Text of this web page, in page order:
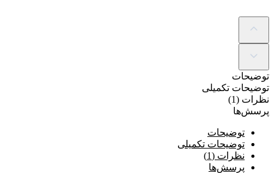
توضیحات
توضیحات تکمیلی
نظرات (1)
پرسش‌ها
توضیحات
توضیحات تکمیلی
نظرات (1)
پرسش‌ها